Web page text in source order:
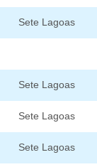
Sete Lagoas
Sete Lagoas
Sete Lagoas
Sete Lagoas